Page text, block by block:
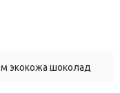
экокожа шоколад